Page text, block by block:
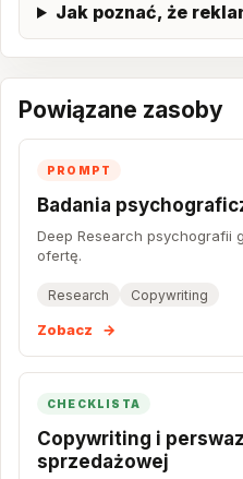
Jak poznać, że
Powiązane zasoby
PROMPT
Badania
Deep Research psychografii
ofertę.
Research Copywriting
Zobacz →
CHECKLISTA
Copywriting i
sprzedażowej